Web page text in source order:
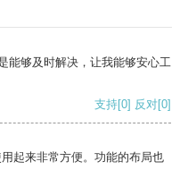
能够及时解决，让我能够安心工
支持[0] 反对[0]
起来非常方便。功能的布局也